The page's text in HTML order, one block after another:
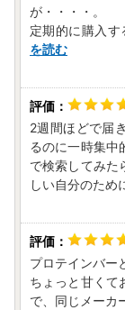
が・・・・。
定期的に購入
を読む
2週間ほどで届
るのに一時集中
で検索してみた
しい自分のため
プロテインバー
ちょっと甘くて
で、同じメーカ